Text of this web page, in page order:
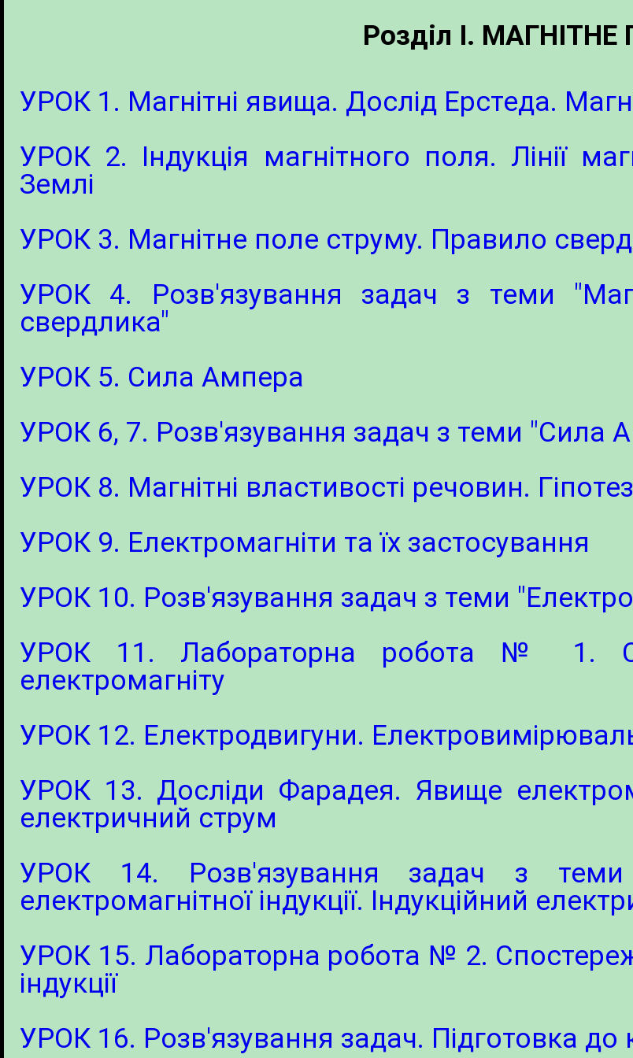
Розділ І. МАГНІТНЕ
УРОК 1. Магнітні явища. Дослід Ерстеда.
УРОК 2. Індукція магнітного поля. Лінії
Землі
УРОК 3. Магнітне поле струму. Правило
УРОК 4. Розв'язування задач з теми
свердлика"
УРОК 5. Сила Ампера
УРОК 6, 7. Розв'язування задач з теми "Сила
УРОК 8. Магнітні властивості речовин.
УРОК 9. Електромагніти та їх застосування
УРОК 10. Розв'язування задач з теми
УРОК 11. Лабораторна робота № 1.
електромагніту
УРОК 12. Електродвигуни.
УРОК 13. Досліди Фарадея. Явище
електричний струм
УРОК 14. Розв'язування задач з
електромагнітної індукції. Індукційний
УРОК 15. Лабораторна робота № 2.
індукції
УРОК 16. Розв'язування задач. Підготовка до